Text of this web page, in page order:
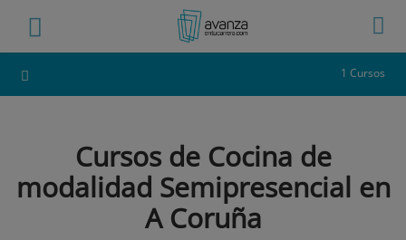
1 Cursos
Cursos de Cocina de
modalidad Semipresencial en
A Coruña